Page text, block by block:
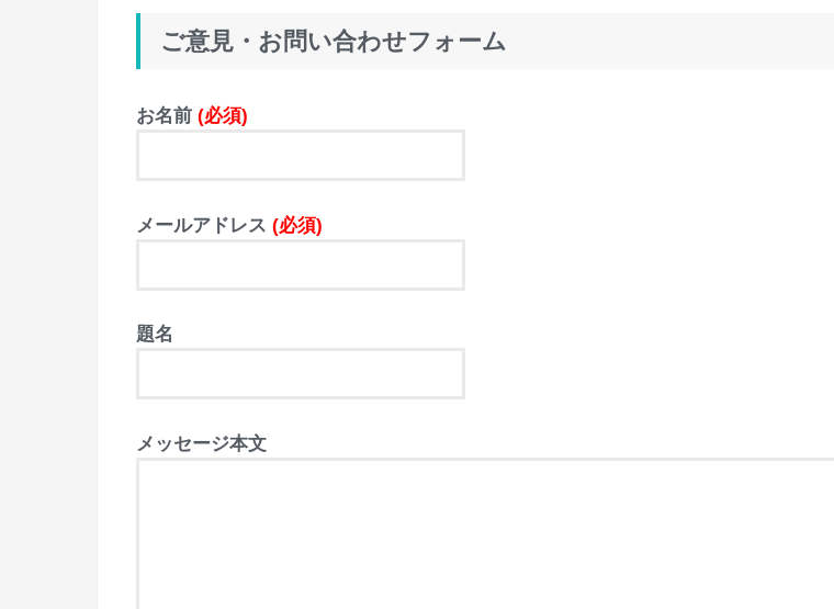
ご意見・お問い合わせフォーム
お名前 (必須)
メールアドレス (必須)
題名
メッセージ本文